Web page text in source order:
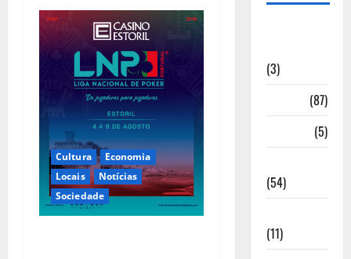
Cultura
Economia
Locais
Notícias
Sociedade
(3)
(87)
(5)
(54)
(11)